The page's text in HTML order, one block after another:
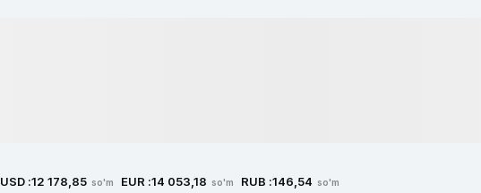
USD :12 178,85 so'm EUR :14 053,18 so'm RUB :146,54 so'm